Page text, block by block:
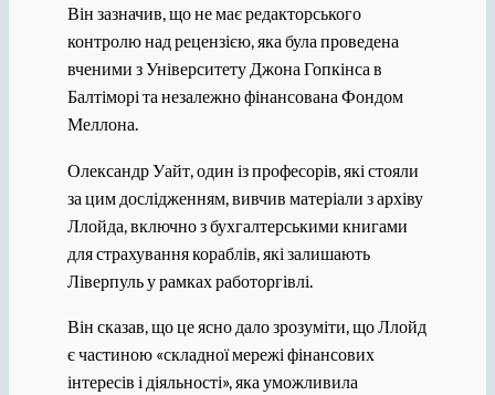
Він зазначив, що не має редакторського
контролю над рецензією, яка була проведена
вченими з Університету Джона Гопкінса в
Балтіморі та незалежно фінансована Фондом
Меллона.
Олександр Уайт, один із професорів, які стояли
за цим дослідженням, вивчив матеріали з архіву
Ллойда, включно з бухгалтерськими книгами
для страхування кораблів, які залишають
Ліверпуль у рамках работоргівлі.
Він сказав, що це ясно дало зрозуміти, що Ллойд
є частиною «складної мережі фінансових
інтересів і діяльності», яка уможливила